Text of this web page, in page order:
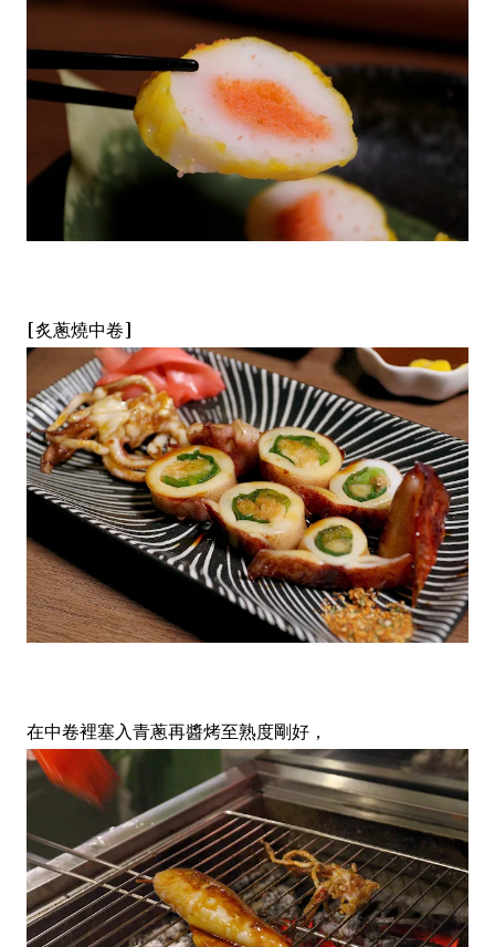
[炙蔥燒中卷]
在中卷裡塞入青蔥再醬烤至熟度剛好，